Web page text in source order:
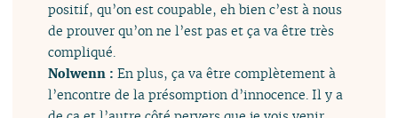
positif, qu’on est coupable, eh bien c’est à nous
de prouver qu’on ne l’est pas et ça va être très
compliqué.
Nolwenn :En plus, ça va être complètement à
l’encontre de la présomption d’innocence. Il y a